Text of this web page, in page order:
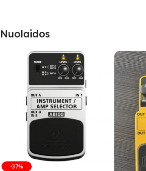
Nuolaidos
-37%